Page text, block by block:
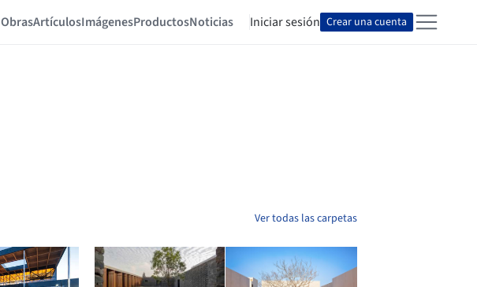
ObrasArtículosImágenesProductosNoticias Iniciar sesión Crear una cuenta
Ver todas las carpetas